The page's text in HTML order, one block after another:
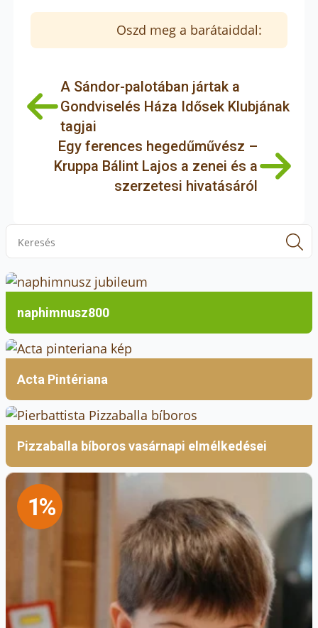
vendégek ne érintsék, ne támaszkodjanak rá.
Higiéniai okokból belépés előtt kézmosás vagy
kézfertőtlenítés szükséges.
A helyiségbe kizárólag zokniban,
cserepapucsban vagy – a helyszínen biztosított
– lábzsákban lehet belépni. Ételt és italt
bevinni nem szabad, ivóvizet azonban
biztosítanak. A sóterápia természetes
velejárója lehet az orrfolyás, a házban
található pihenőszoba kevésbé intenzív ilyen
Időkeretek és tudnivalók
Egy alkalom 55 percig tart, a vendégek között 5
perc szellőztetési és átállási időt hagynak. A
pontos érkezés fontos, mivel a késés a
rendelkezésre álló idő rövidülésével jár. 24
órán belüli lemondás esetén a teljes bérleti
díjat ki kell fizetni.
Oszd meg a barátaiddal:
A Sándor-palotában jártak a
Gondviselés Háza Idősek Klubjának
tagjai
Egy ferences hegedűművész –
Kruppa Bálint Lajos a zenei és a
szerzetesi hivatásáról
naphimnusz800
Acta Pintériana
Pizzaballa bíboros vasárnapi elmélkedései
1%